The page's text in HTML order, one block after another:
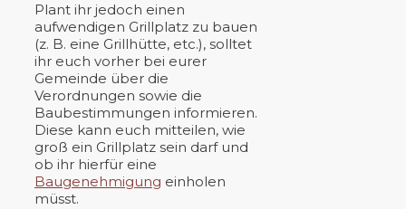
Plant ihr jedoch einen
aufwendigen Grillplatz zu bauen
(z. B. eine Grillhütte, etc.), solltet
ihr euch vorher bei eurer
Gemeinde über die
Verordnungen sowie die
Baubestimmungen informieren.
Diese kann euch mitteilen, wie
groß ein Grillplatz sein darf und
ob ihr hierfür eine
Baugenehmigung einholen
müsst.